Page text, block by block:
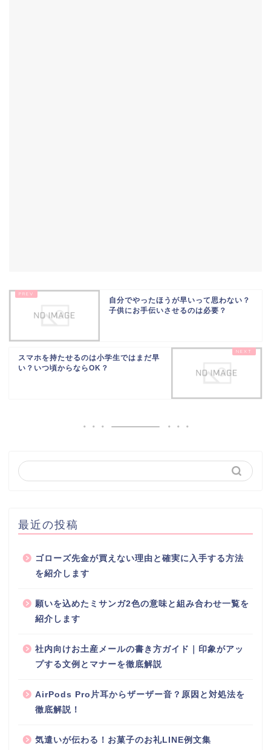
自分でやったほうが早いって思わない？
子供にお手伝いさせるのは必要？
スマホを持たせるのは小学生ではまだ早
い？いつ頃からならOK？
最近の投稿
ゴローズ先金が買えない理由と確実に入手する方法
を紹介します
願いを込めたミサンガ2色の意味と組み合わせ一覧を
紹介します
社内向けお土産メールの書き方ガイド｜印象がアッ
プする文例とマナーを徹底解説
AirPods Pro片耳からザーザー音？原因と対処法を
徹底解説！
気遣いが伝わる！お菓子のお礼LINE例文集